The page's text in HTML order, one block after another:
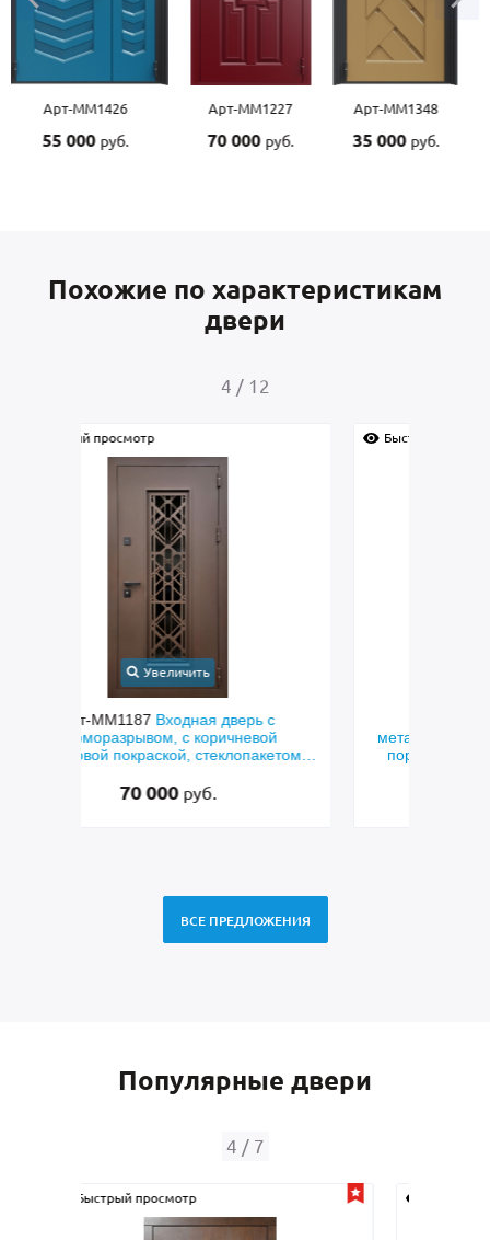
Арт-ММ1227
70 000руб.
Арт-ММ1348
35 000руб.
Арт-ММ1507
55 000руб.
Похожие по характеристикам
двери
4 / 12
Быстрый просмотр
Арт-ММ1384Входная дверь с
металлофиленкой, бугельной ручкой и
порошковым напылением RAL 7021
45 000
ВСЕ ПРЕДЛОЖЕНИЯ
Популярные двери
4 / 7
Быстрый просмотр